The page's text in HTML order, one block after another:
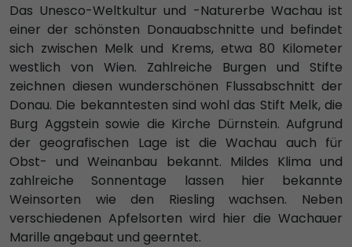
Das Unesco-Weltkultur und -Naturerbe Wachau ist
einer der schönsten Donauabschnitte und befindet
sich zwischen Melk und Krems, etwa 80 Kilometer
westlich von Wien. Zahlreiche Burgen und Stifte
zeichnen diesen wunderschönen Flussabschnitt der
Donau. Die bekanntesten sind wohl das Stift Melk, die
Burg Aggstein sowie die Kirche Dürnstein. Aufgrund
der geografischen Lage ist die Wachau auch für
Obst- und Weinanbau bekannt. Mildes Klima und
zahlreiche Sonnentage lassen hier bekannte
Weinsorten wie den Riesling wachsen. Neben
verschiedenen Apfelsorten wird hier die Wachauer
Marille angebaut und geerntet.